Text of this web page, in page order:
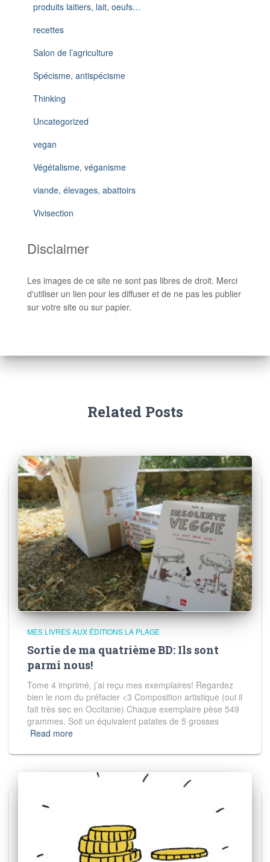
produits laitiers, lait, oeufs…
recettes
Salon de l’agriculture
Spécisme, antispécisme
Thinking
Uncategorized
vegan
Végétalisme, véganisme
viande, élevages, abattoirs
Vivisection
Disclaimer
Les images de ce site ne sont pas libres de droit. Merci
d'utiliser un lien pour les diffuser et de ne pas les publier
sur votre site ou sur papier.
Related Posts
MES LIVRES AUX ÉDITIONS LA PLAGE
Sortie de ma quatrième BD: Ils sont
parmi nous!
Tome 4 imprimé, j’ai reçu mes exemplaires! Regardez
bien le nom du préfacier <3 Composition artistique (oui il
fait très sec en Occitanie) Chaque exemplaire pèse 549
grammes. Soit un équivalent patates de 5 grosses
Read more